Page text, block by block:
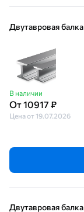
Двутавровая балка
В наличии
От 10917 ₽
Цена от 19.07.2026
Двутавровая балка